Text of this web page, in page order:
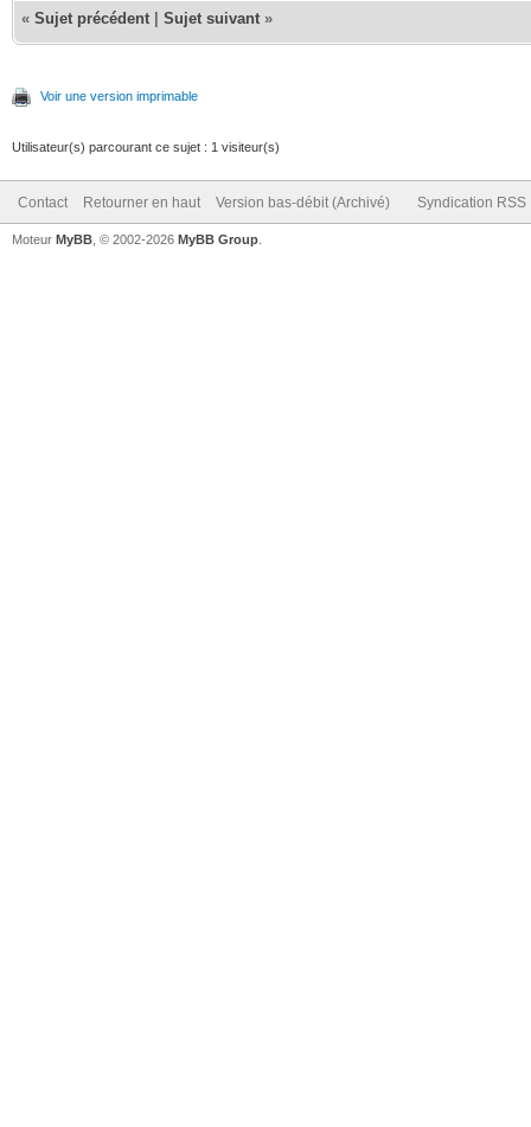
« Sujet précédent Sujet suivant »
Voir une version imprimable
Utilisateur(s) parcourant ce sujet : 1 visiteur(s)
Contact Retourner en haut Version bas-débit (Archivé) Syndication RSS
Moteur MyBB , © 2002-2026 MyBB Group